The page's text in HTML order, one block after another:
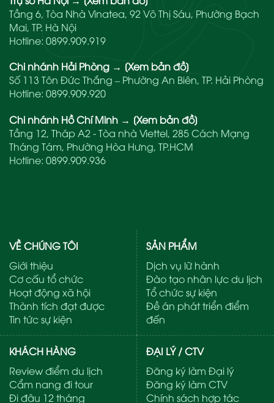
Tầng 6, Tòa Nhà Vinatea, 92 Võ Thị Sáu, Phường Bạch
Mai, TP. Hà Nội
Hotline: 0899.909.919
Chi nhánh Hải Phòng → [Xem bản đồ]
Số 113 Tôn Đức Thắng – Phường An Biên, TP. Hải Phòng
Hotline: 0899.909.920
Chi nhánh Hồ Chí Minh → [Xem bản đồ]
Tầng 12, Tháp A2 - Tòa nhà Viettel, 285 Cách Mạng
Tháng Tám, Phường Hòa Hưng, TP.HCM
Hotline: 0899.909.936
VỀ CHÚNG TÔI
Giới thiệu
Cơ cấu tổ chức
Hoạt động xã hội
Thành tích đạt được
Tin tức sự kiện
SẢN PHẨM
Dịch vụ lữ hành
Đào tạo nhân lực du lịch
Tổ chức sự kiện
Đề án phát triển điểm
đến
KHÁCH HÀNG
Review điểm du lịch
Cẩm nang đi tour
Đi đâu 12 tháng
ĐẠI LÝ / CTV
Đăng ký làm Đại lý
Đăng ký làm CTV
Chính sách hợp tác